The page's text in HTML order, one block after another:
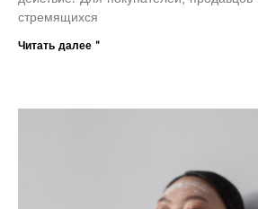
стремящихся
Читать далее "